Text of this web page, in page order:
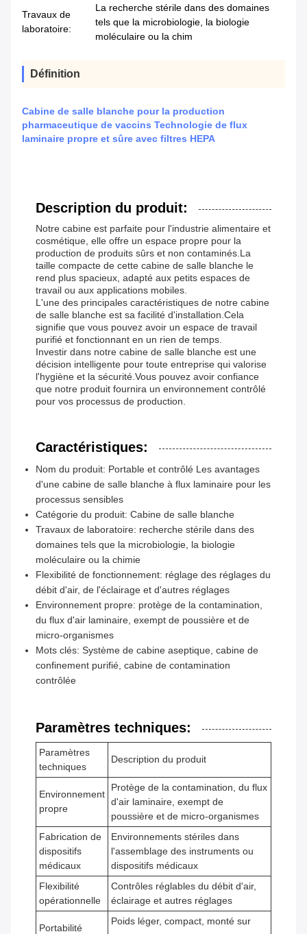
Travaux de
laboratoire:
La recherche stérile dans des domaines
tels que la microbiologie, la biologie
moléculaire ou la chim
Définition
Cabine de salle blanche pour la production
pharmaceutique de vaccins Technologie de flux
laminaire propre et sûre avec filtres HEPA
Description du produit:
Notre cabine est parfaite pour l'industrie alimentaire et
cosmétique, elle offre un espace propre pour la
production de produits sûrs et non contaminés.La
taille compacte de cette cabine de salle blanche le
rend plus spacieux, adapté aux petits espaces de
travail ou aux applications mobiles.
L'une des principales caractéristiques de notre cabine
de salle blanche est sa facilité d'installation.Cela
signifie que vous pouvez avoir un espace de travail
purifié et fonctionnant en un rien de temps.
Investir dans notre cabine de salle blanche est une
décision intelligente pour toute entreprise qui valorise
l'hygiène et la sécurité.Vous pouvez avoir confiance
que notre produit fournira un environnement contrôlé
pour vos processus de production.
Caractéristiques:
Nom du produit: Portable et contrôlé Les avantages
d'une cabine de salle blanche à flux laminaire pour les
processus sensibles
Catégorie du produit: Cabine de salle blanche
Travaux de laboratoire: recherche stérile dans des
domaines tels que la microbiologie, la biologie
moléculaire ou la chimie
Flexibilité de fonctionnement: réglage des réglages du
débit d'air, de l'éclairage et d'autres réglages
Environnement propre: protège de la contamination,
du flux d'air laminaire, exempt de poussière et de
micro-organismes
Mots clés: Système de cabine aseptique, cabine de
confinement purifié, cabine de contamination
contrôlée
Paramètres techniques:
Paramètres
techniques
Description du produit
Environnement
propre
Protège de la contamination, du flux
d'air laminaire, exempt de
poussière et de micro-organismes
Fabrication de
dispositifs
médicaux
Environnements stériles dans
l'assemblage des instruments ou
dispositifs médicaux
Flexibilité
opérationnelle
Contrôles réglables du débit d'air,
éclairage et autres réglages
Portabilité
Poids léger, compact, monté sur